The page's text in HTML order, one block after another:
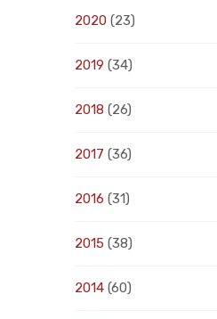
2020 (23)
2019 (34)
2018 (26)
2017 (36)
2016 (31)
2015 (38)
2014 (60)